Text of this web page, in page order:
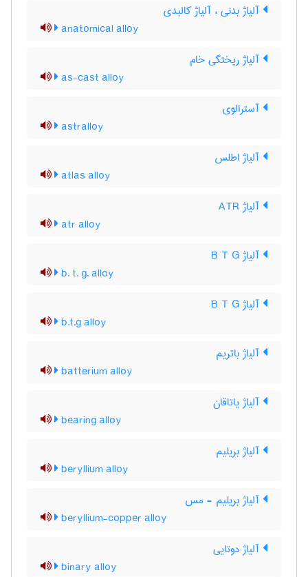
آلیاژ بدنی ، آلیاژ کالبدی
anatomical alloy
آلیاژ ریختگی خام
as-cast alloy
آسترالوی
astralloy
آلیاژ اطلس
atlas alloy
آلیاژ ATR
atr alloy
آلیاژ B T G
b. t. g. alloy
آلیاژ B T G
b.t.g alloy
آلیاژ باتریم
batterium alloy
آلیاژ یاتاقان
bearing alloy
آلیاژ بریلیم
beryllium alloy
آلیاژ بریلیم - مس
beryllium-copper alloy
آلیاژ دوتایی
binary alloy